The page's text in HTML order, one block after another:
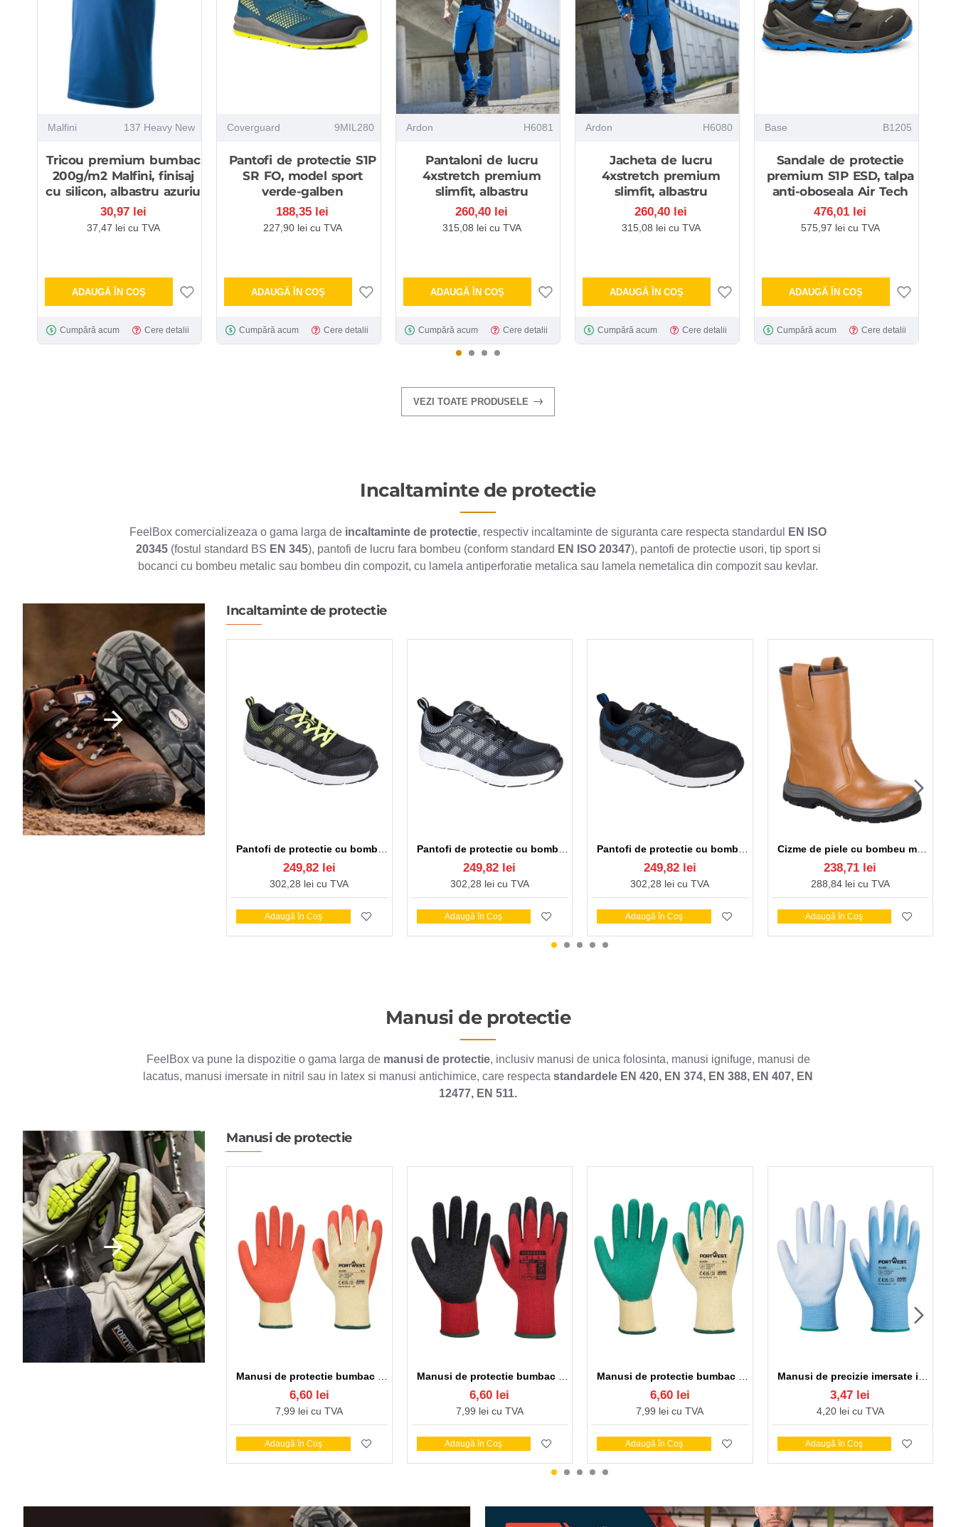
Malfini 137 Heavy New
Tricou premium bumbac
200g/m2 Malfini, finisaj
cu silicon, albastru azuriu
30,97 lei
37,47 lei cu TVA
ADAUGĂ ÎN COŞ
Cumpără acum Cere detalii
Coverguard 9MIL280
Pantofi de protectie S1P
SR FO, model sport
verde-galben
188,35 lei
227,90 lei cu TVA
ADAUGĂ ÎN COŞ
Cumpără acum Cere detalii
Ardon H6081
Pantaloni de lucru
4xstretch premium
slimfit, albastru
260,40 lei
315,08 lei cu TVA
ADAUGĂ ÎN COŞ
Cumpără acum Cere detalii
Ardon H6080
Jacheta de lucru
4xstretch premium
slimfit, albastru
260,40 lei
315,08 lei cu TVA
ADAUGĂ ÎN COŞ
Cumpără acum Cere detalii
Base B1205
Sandale de protectie
premium S1P ESD, talpa
anti-oboseala Air Tech
476,01 lei
575,97 lei cu TVA
ADAUGĂ ÎN COŞ
Cumpără acum Cere detalii
VEZI TOATE PRODUSELE
Incaltaminte de protectie
FeelBox comercializeaza o gama larga de incaltaminte de protectie, respectiv incaltaminte de siguranta care respecta standardul
EN ISO
20345(fostul standard BS EN 345), pantofi de lucru fara bombeu (conform standard EN ISO 20347), pantofi de protectie usori, tip sport si
bocanci cu bombeu metalic sau bombeu din compozit, cu lamela antiperforatie metalica sau lamela nemetalica din compozit sau kevlar.
Incaltaminte de protectie
249,82 lei
302,28 lei cu TVA
Adaugă în Coş
249,82 lei
302,28 lei cu TVA
Adaugă în Coş
249,82 lei
302,28 lei cu TVA
Adaugă în Coş
Cizme de piele cu bombeu metalic si lamela, talpa HRO S1P [FW06] Maro deschis
238,71 lei
288,84 lei cu TVA
Adaugă în Coş
Manusi de protectie
FeelBox va pune la dispozitie o gama larga de manusi de protectie, inclusiv manusi de unica folosinta, manusi ignifuge, manusi de
lacatus, manusi imersate in nitril sau in latex si manusi antichimice, care respecta standardele EN 420, EN 374, EN 388, EN 407, EN
12477, EN 511.
Manusi de protectie
6,60 lei
7,99 lei cu TVA
Adaugă în Coş
6,60 lei
7,99 lei cu TVA
Adaugă în Coş
6,60 lei
7,99 lei cu TVA
Adaugă în Coş
3,47 lei
4,20 lei cu TVA
Adaugă în Coş